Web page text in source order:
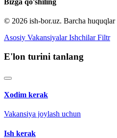
Bizga qo'shiling
© 2026 ish-bor.uz. Barcha huquqlar
Asosiy Vakansiyalar Ishchilar Filtr
E'lon turini tanlang
Xodim kerak
Vakansiya joylash uchun
Ish kerak